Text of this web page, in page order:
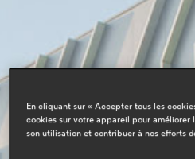
En cliquant sur « Accepter tous les
cookies sur votre appareil pour améliorer
son utilisation et contribuer à nos efforts